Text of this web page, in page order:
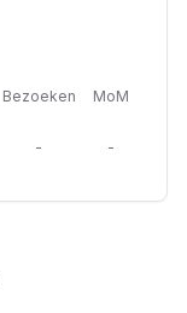
Bezoeken MoM
- -